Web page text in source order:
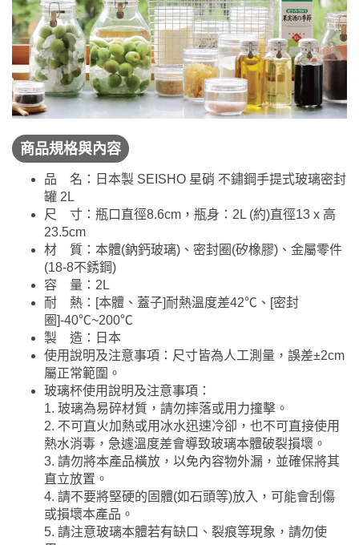
商品規格與內容
品 名：日本製 SEISHO 星硝 不鏽鋼手提式玻璃密封
罐 2L
尺 寸：瓶口直徑8.6cm，瓶身：2L (約)直徑13 x 高
23.5cm
材 質：本體(鈉鈣玻璃)、密封圈(矽橡膠)、金屬零件
(18-8不銹鋼)
容 量：2L
耐 熱：[本體、蓋子]耐熱溫度差42℃、[密封
圈]-40℃~200℃
製 造：日本
使用說明及注意事項：尺寸皆為人工測量，誤差±2cm
屬正常範圍。
玻璃杯使用說明及注意事項：
1. 玻璃為易碎材質，請勿摔落或用力撞擊。
2. 不可直火加熱或用冰水迅速冷卻，也不可直接使用
熱水消毒，急遽溫度差會導致玻璃本體破裂損壞。
3. 請勿將本產品橫放，以免內容物外漏，並確保將其
直立放置。
4. 請不要將堅硬的固體(如石頭等)放入，可能會刮傷
或損壞本產品。
5. 請注意玻璃本體若有缺口、裂痕等現象，請勿使